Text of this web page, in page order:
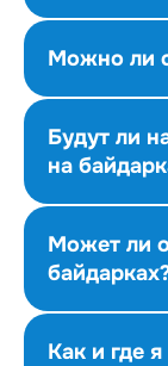
Можно ли
Будут ли
на
Может ли
Как и где